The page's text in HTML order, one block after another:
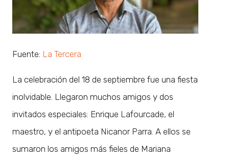
Fuente: La Tercera
La celebración del 18 de septiembre fue una fiesta
inolvidable. Llegaron muchos amigos y dos
invitados especiales: Enrique Lafourcade, el
maestro, y el antipoeta Nicanor Parra. A ellos se
sumaron los amigos más fieles de Mariana